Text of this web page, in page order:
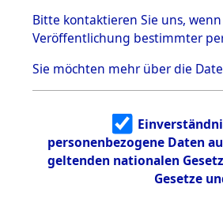
5.3.1 Alliierte
Erhebungen
zu
Todesmärsch
en
5.3.2
Identifizierun
5.3.3
Todesmärsch
Bitte kontaktieren Sie uns,
Veröffentlichung bestimmter
Sie möchten mehr über die
personenbezogene Daten
geltenden nationalen
Gesetze